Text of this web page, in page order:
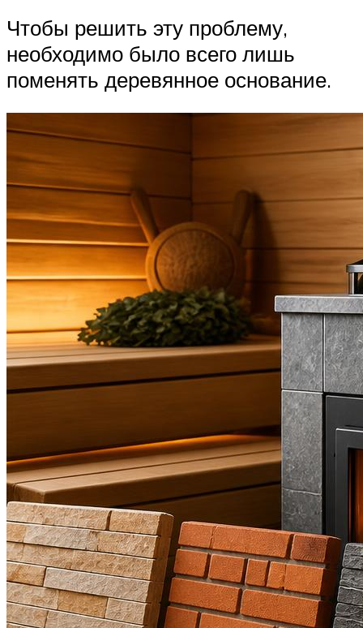
Чтобы решить эту проблему,
необходимо было всего лишь
поменять деревянное основание.